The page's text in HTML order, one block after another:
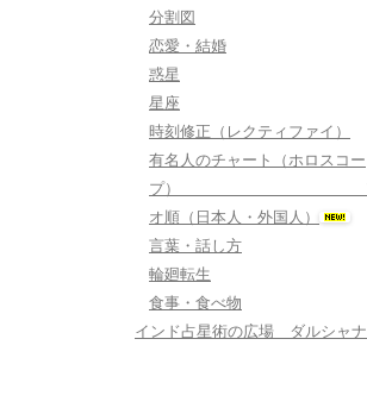
分割図
恋愛・結婚
惑星
星座
時刻修正（レクティファイ）
有名人のチャート（ホロスコー
プ） アイ
オ順（日本人・外国人）
言葉・話し方
輪廻転生
食事・食べ物
インド占星術の広場 ダルシャナ